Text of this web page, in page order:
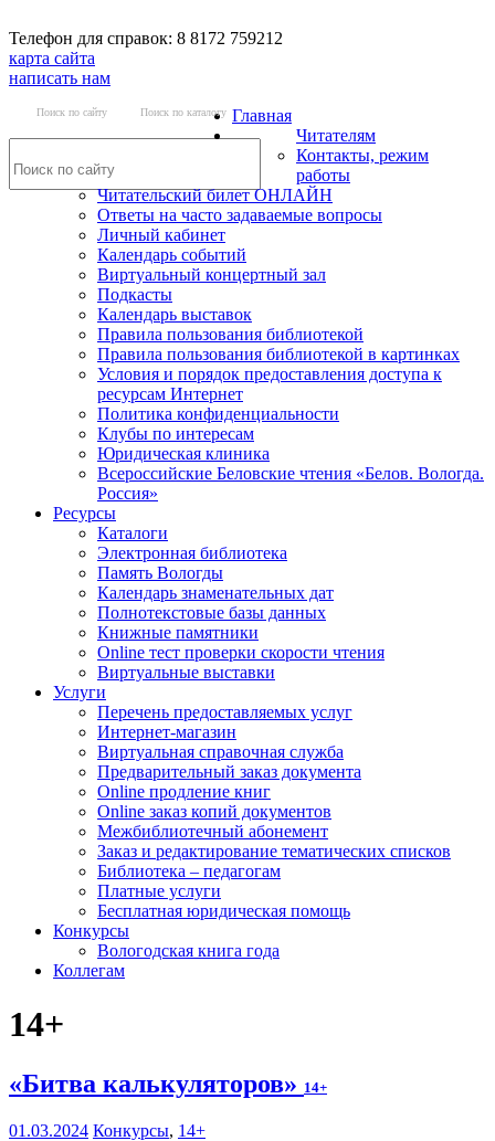
Телефон для справок: 8 8172 759212
карта сайта
написать нам
Поиск по сайту Поиск по каталогу Главная
Читателям
Контакты, режим
работы
Читательский билет ОНЛАЙН
Ответы на часто задаваемые вопросы
Личный кабинет
Календарь событий
Виртуальный концертный зал
Подкасты
Календарь выставок
Правила пользования библиотекой
Правила пользования библиотекой в картинках
Условия и порядок предоставления доступа к
ресурсам Интернет
Политика конфиденциальности
Клубы по интересам
Юридическая клиника
Всероссийские Беловские чтения «Белов. Вологда.
Россия»
Ресурсы
Каталоги
Электронная библиотека
Память Вологды
Календарь знаменательных дат
Полнотекстовые базы данных
Книжные памятники
Online тест проверки скорости чтения
Виртуальные выставки
Услуги
Перечень предоставляемых услуг
Интернет-магазин
Виртуальная справочная служба
Предварительный заказ документа
Online продление книг
Online заказ копий документов
Межбиблиотечный абонемент
Заказ и редактирование тематических списков
Библиотека – педагогам
Платные услуги
Бесплатная юридическая помощь
Конкурсы
Вологодская книга года
Коллегам
14+
«Битва калькуляторов» 14+
01.03.2024 Конкурсы, 14+